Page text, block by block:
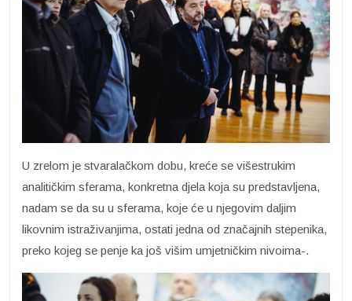
U zrelom je stvaralačkom dobu, kreće se višestrukim
analitičkim sferama, konkretna djela koja su predstavljena,
nadam se da su u sferama, koje će u njegovim daljim
likovnim istraživanjima, ostati jedna od značajnih stepenika,
preko kojeg se penje ka još višim umjetničkim nivoima-.